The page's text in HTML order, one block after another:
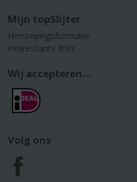
Mijn topSlijter
Herroepingsformulier
Interessante links
Wij accepteren...
Volg ons
F